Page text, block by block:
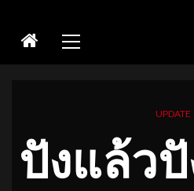
Menu
UPDATE
ปังแล้ว